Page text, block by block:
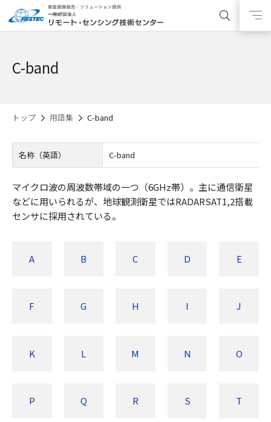
C-band
トップ 用語集 C-band
名称（英語） C-band
マイクロ波の周波数帯域の一つ（6GHz帯）。主に通信衛星
などに用いられるが、地球観測衛星ではRADARSAT1,2搭載
センサに採用されている。
A B C D E
F G H I J
K L M N O
P Q R S T